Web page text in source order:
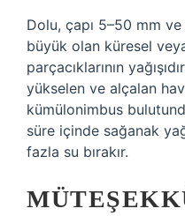
Dolu, çapı 5–50 mm
büyük olan küresel
parçacıklarının
yükselen ve alçalan
kümülonimbus
süre içinde sağanak
fazla su bırakır.